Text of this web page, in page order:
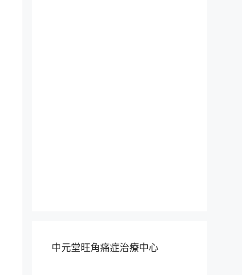
中元堂旺角痛症治療中心